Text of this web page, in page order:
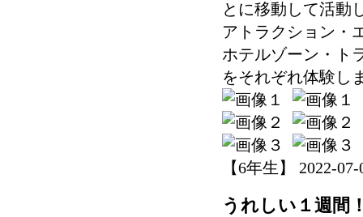
とに移動して活動
アトラクション・
ホテルゾーン・ト
をそれぞれ体験し
【6年生】 2022-
うれしい１週間